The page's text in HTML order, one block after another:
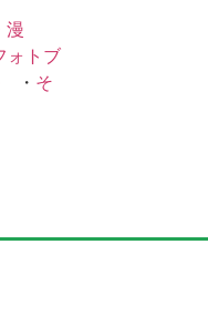
漫
ォトブ
・ そ